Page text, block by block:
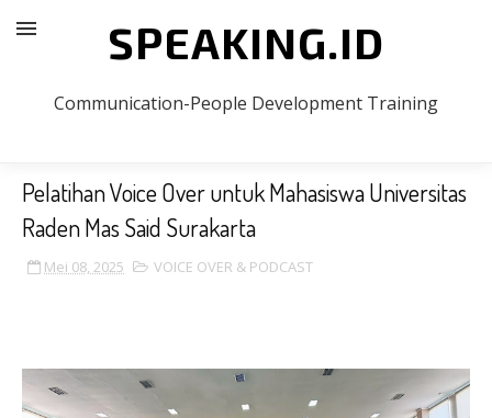
SPEAKING.ID
Communication-People Development Training
Pelatihan Voice Over untuk Mahasiswa Universitas
Raden Mas Said Surakarta
Mei 08, 2025 VOICE OVER & PODCAST